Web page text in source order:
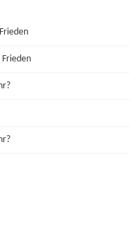
Frieden